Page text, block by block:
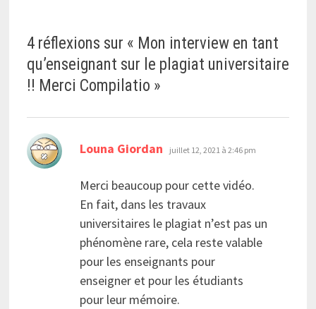
4 réflexions sur « Mon interview en tant
qu’enseignant sur le plagiat universitaire
!! Merci Compilatio »
Louna Giordan dit :
juillet 12, 2021 à 2:46 pm
Merci beaucoup pour cette vidéo.
En fait, dans les travaux
universitaires le plagiat n’est pas un
phénomène rare, cela reste valable
pour les enseignants pour
enseigner et pour les étudiants
pour leur mémoire.